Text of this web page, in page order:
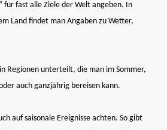
für fast alle Ziele der Welt angeben. In
Land findet man Angaben zu Wetter,
Regionen unterteilt, die man im Sommer,
auch ganzjährig bereisen kann.
auf saisonale Ereignisse achten. So gibt